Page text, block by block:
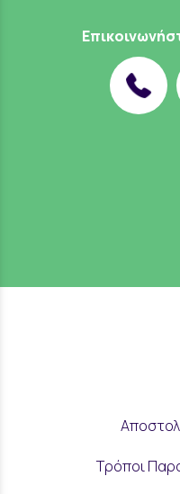
Τρόποι